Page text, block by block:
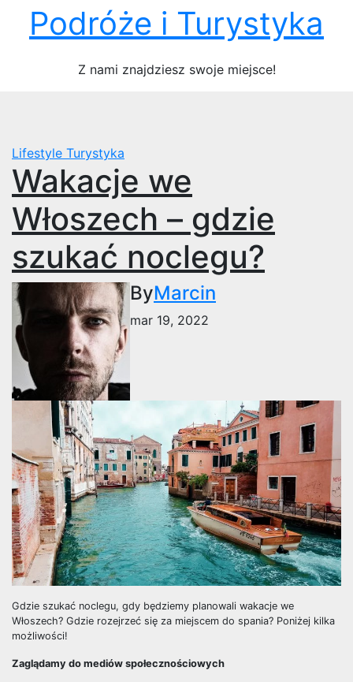
Podróże i Turystyka
Z nami znajdziesz swoje miejsce!
Lifestyle Turystyka
Wakacje we
Włoszech – gdzie
szukać noclegu?
ByMarcin
mar 19, 2022
Gdzie szukać noclegu, gdy będziemy planowali wakacje we
Włoszech? Gdzie rozejrzeć się za miejscem do spania? Poniżej kilka
możliwości!
Zaglądamy do mediów społecznościowych